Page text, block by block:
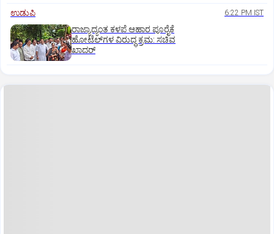
ಉಡುಪಿ 6:22 PM IST
ರಾಜ್ಯಾದ್ಯಂತ ಕಳಪೆ ಆಹಾರ ಪೂರೈಕೆ
ಹೋಟೆಲ್‌ಗಳ ವಿರುದ್ಧ ಕ್ರಮ: ಸಚಿವ
ಖಾದರ್